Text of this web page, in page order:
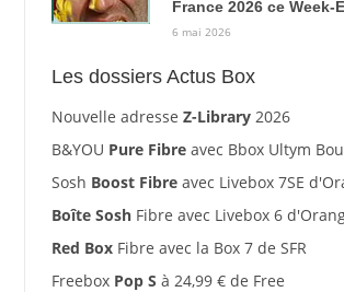
France 2026 ce Week-
6 mai 2026
Les dossiers Actus Box
Nouvelle adresse Z-Library2026
B&YOU Pure Fibreavec Bbox Ultym
Sosh Boost Fibreavec Livebox 7SE
Boîte SoshFibre avec Livebox 6
Red BoxFibre avec la Box 7 de SFR
Freebox Pop S à 24,99 € de Free